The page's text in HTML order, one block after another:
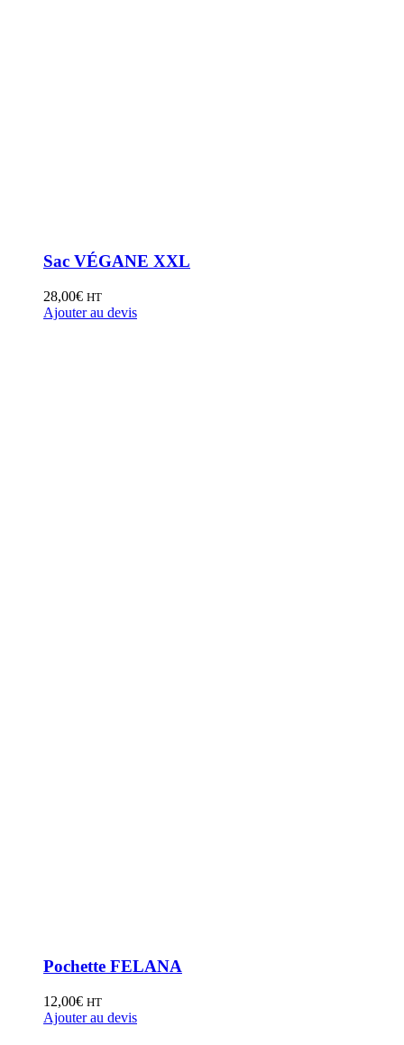
Sac VÉGANE XXL
28,00€ HT
Ajouter au devis
Pochette FELANA
12,00€ HT
Ajouter au devis